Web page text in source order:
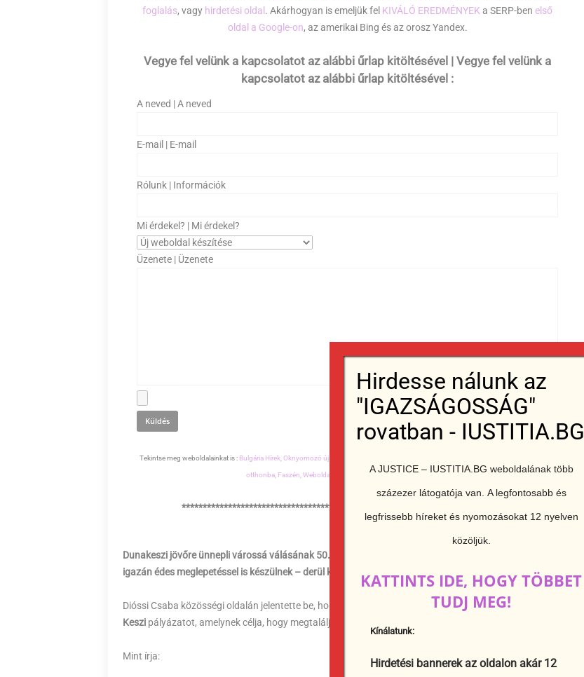
foglalás, vagy hirdetési oldal . Akárhogyan is emeljük fel KIVÁLÓ EREDMÉNYEK a SERP-ben első
oldal a Google-on, az amerikai Bing és az orosz Yandex.
Vegye fel velünk a kapcsolatot az alábbi űrlap kitöltésével | Vegye fel velünk a
kapcsolatot az alábbi űrlap kitöltésével :
A neved | A neved
E-mail | E-mail
Rólunk | Információk
Mi érdekel? | Mi érdekel?
Üzenete | Üzenete
Tekintse meg weboldalainkat is : Bulgária Hírek, Oknyomozó újságírás,
otthonba, Faszén, Weboldalak készítése, Tűzifa nagykereskedelem
*******************************************************************************
Dunakeszi jövőre ünnepli várossá válásának 50. évfordulóját. A jubileumi eseménysorozatra pedig egy
igazán édes meglepetéssel is készülnek – derül ki a város polgármesterének felhívásából.
Dióssi Csaba közösségi oldalán jelentette be, hogy a jeles évforduló alkalmából meghirdették a
Keszi pályázatot, amelynek célja, hogy megtalálják Dunakeszi saját fagylaltját.
Mint írja:
Hirdesse nálunk az
"IGAZSÁGOSSÁG"
rovatban - IUSTITIA.BG
A JUSTICE – IUSTITIA.BG weboldalának több
százezer látogatója van. A legfontosabb és
legfrissebb híreket és nyomozásokat 12 nyelven
közöljük.
KATTINTS IDE, HOGY TÖBBET
TUDJ MEG!
Kínálatunk:
Hirdetési bannerek az oldalon akár 12